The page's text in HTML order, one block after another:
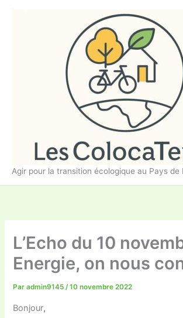
Agir pour la transition écologique au Pays de
L’Echo du 10
Energie, on nous
Paradmin9145/10 novembre 2022
Bonjour,